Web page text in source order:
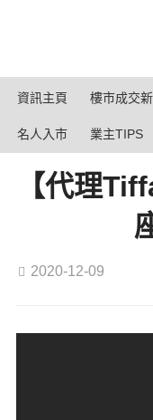
資訊主頁 樓市成交
名人入市 業主TIPS
【代理
2020-12-09